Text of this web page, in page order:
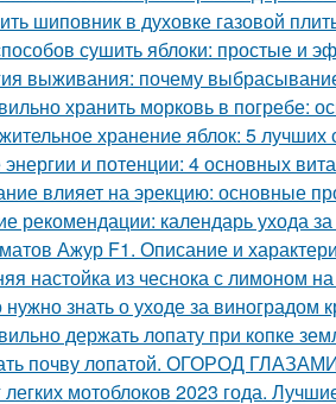
шиповник в духовке газовой
сушить яблоки: простые и
выживания: почему
хранить морковь в погребе:
хранение яблок: 5 лучших
и потенции: 4 основных
влияет на эрекцию: основные
рекомендации: календарь ухода
Ажур F1. Описание и
настойка из чеснока с лимоном
нужно знать о уходе за виноградом
держать лопату при копке
почву лопатой. ОГОРОД
легких мотоблоков 2023 года.